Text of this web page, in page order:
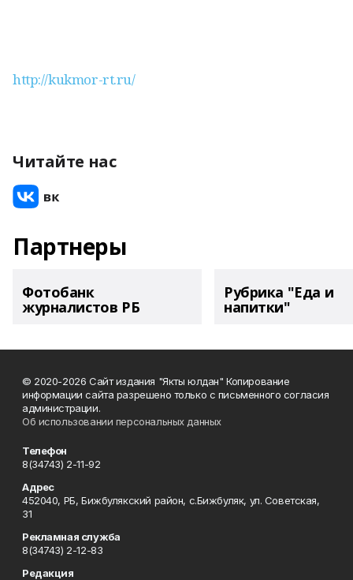
http://kukmor-rt.ru/
Читайте нас
Партнеры
Фотобанк
журналистов РБ
Рубрика "Еда и
напитки"
© 2020-2026 Сайт издания "Якты юлдан" Копирование
информации сайта разрешено только с письменного согласия
администрации.
Об использовании персональных данных
Телефон
8(34743) 2-11-92
Адрес
452040, РБ, Бижбулякский район, с.Бижбуляк, ул. Советская,
31
Рекламная служба
8(34743) 2-12-83
Редакция